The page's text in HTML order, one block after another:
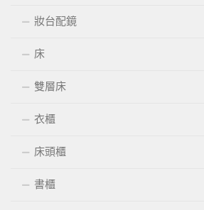
妝台配鏡
床
雙層床
衣櫃
床頭櫃
書櫃